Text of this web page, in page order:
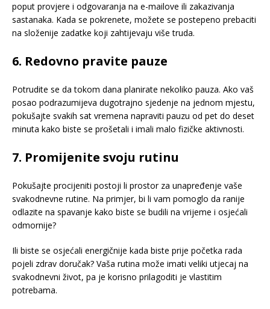
poput provjere i odgovaranja na e-mailove ili zakazivanja
sastanaka. Kada se pokrenete, možete se postepeno prebaciti
na složenije zadatke koji zahtijevaju više truda.
6. Redovno pravite pauze
Potrudite se da tokom dana planirate nekoliko pauza. Ako vaš
posao podrazumijeva dugotrajno sjedenje na jednom mjestu,
pokušajte svakih sat vremena napraviti pauzu od pet do deset
minuta kako biste se prošetali i imali malo fizičke aktivnosti.
7. Promijenite svoju rutinu
Pokušajte procijeniti postoji li prostor za unapređenje vaše
svakodnevne rutine. Na primjer, bi li vam pomoglo da ranije
odlazite na spavanje kako biste se budili na vrijeme i osjećali
odmornije?
Ili biste se osjećali energičnije kada biste prije početka rada
pojeli zdrav doručak? Vaša rutina može imati veliki utjecaj na
svakodnevni život, pa je korisno prilagoditi je vlastitim
potrebama.